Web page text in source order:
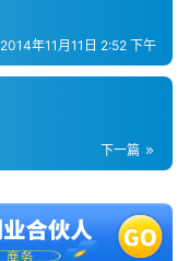
2014年11月11日 2:52 下午
下一篇